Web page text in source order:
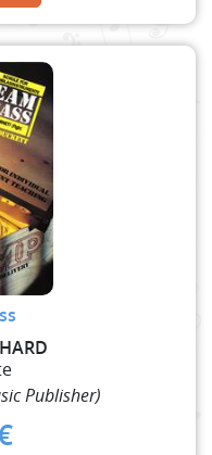
Publisher)